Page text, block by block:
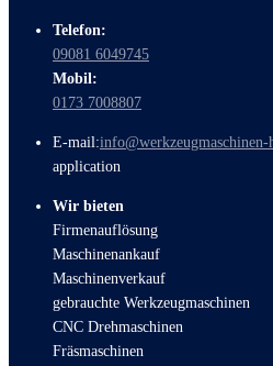
Telefon:
09081 6049745
Mobil:
0173 7008807
E-mail:info@werkzeugmaschinen-
application
Wir bieten
Firmenauflösung
Maschinenankauf
Maschinenverkauf
gebrauchte Werkzeugmaschinen
CNC Drehmaschinen
Fräsmaschinen